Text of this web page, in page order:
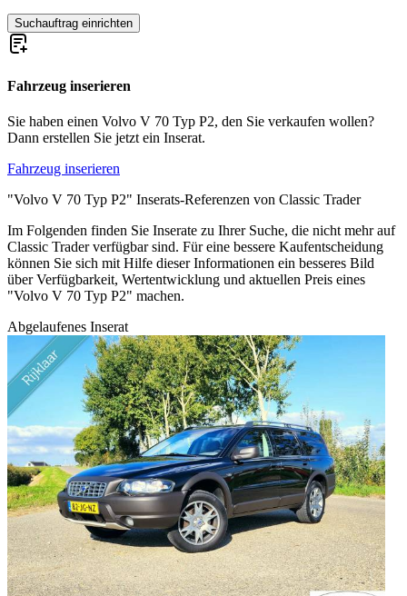
Suchauftrag einrichten
Fahrzeug inserieren
Sie haben einen Volvo V 70 Typ P2, den Sie verkaufen wollen?
Dann erstellen Sie jetzt ein Inserat.
Fahrzeug inserieren
"Volvo V 70 Typ P2" Inserats-Referenzen von Classic Trader
Im Folgenden finden Sie Inserate zu Ihrer Suche, die nicht mehr auf
Classic Trader verfügbar sind. Für eine bessere Kaufentscheidung
können Sie sich mit Hilfe dieser Informationen ein besseres Bild
über Verfügbarkeit, Wertentwicklung und aktuellen Preis eines
"Volvo V 70 Typ P2" machen.
Abgelaufenes Inserat